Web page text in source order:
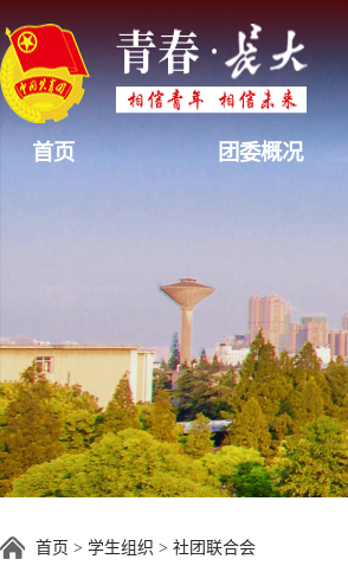
首页 团委概况
首页 > 学生组织 > 社团联合会